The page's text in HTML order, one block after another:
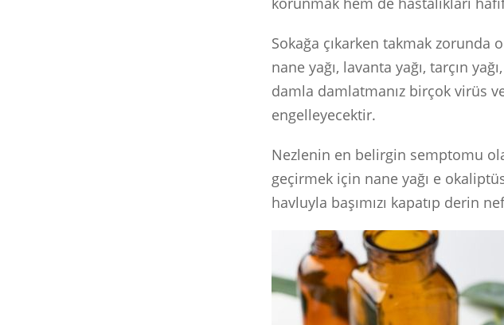
Sokağa çıkarken takmak zorunda
nane yağı, lavanta yağı, tarçın
damla damlatmanız birçok virüs
engelleyecektir.
Nezlenin en belirgin semptomu
geçirmek için nane yağı e
havluyla başımızı kapatıp derin